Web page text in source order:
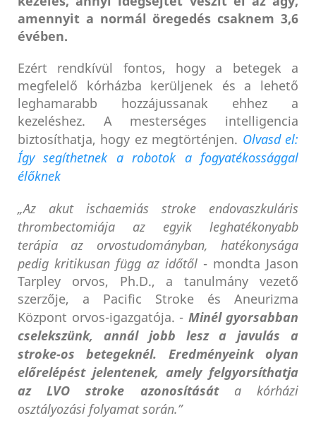
amennyit a normál öregedés csaknem 3,6
évében.
Ezért rendkívül fontos, hogy a betegek a
megfelelő kórházba kerüljenek és a lehető
leghamarabb hozzájussanak ehhez a
kezeléshez. A mesterséges intelligencia
biztosíthatja, hogy ez megtörténjen. Olvasd el:
Így segíthetnek a robotok a fogyatékossággal
élőknek
„Az akut ischaemiás stroke endovaszkuláris
thrombectomiája az egyik leghatékonyabb
terápia az orvostudományban, hatékonysága
pedig kritikusan függ az időtől - mondta Jason
Tarpley orvos, Ph.D., a tanulmány vezető
szerzője, a Pacific Stroke és Aneurizma
Központ orvos-igazgatója. - Minél gyorsabban
cselekszünk, annál jobb lesz a javulás a
stroke-os betegeknél. Eredményeink olyan
előrelépést jelentenek, amely felgyorsíthatja
az LVO stroke azonosításáta kórházi
osztályozási folyamat során.”